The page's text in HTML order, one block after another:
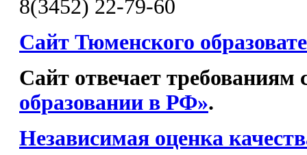
8(3452) 22-79-60
Сайт Тюменского
Сайт отвечает требованиям
образовании в РФ».
Независимая оценка